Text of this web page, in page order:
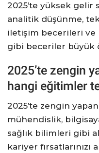
2025’te yüksek gelir
analitik düşünme,
iletişim becerileri ve
gibi beceriler büyük
2025’te zengin
hangi eğitimler
2025’te zengin
mühendislik,
sağlık bilimleri gibi
kariyer fırsatlarınızı